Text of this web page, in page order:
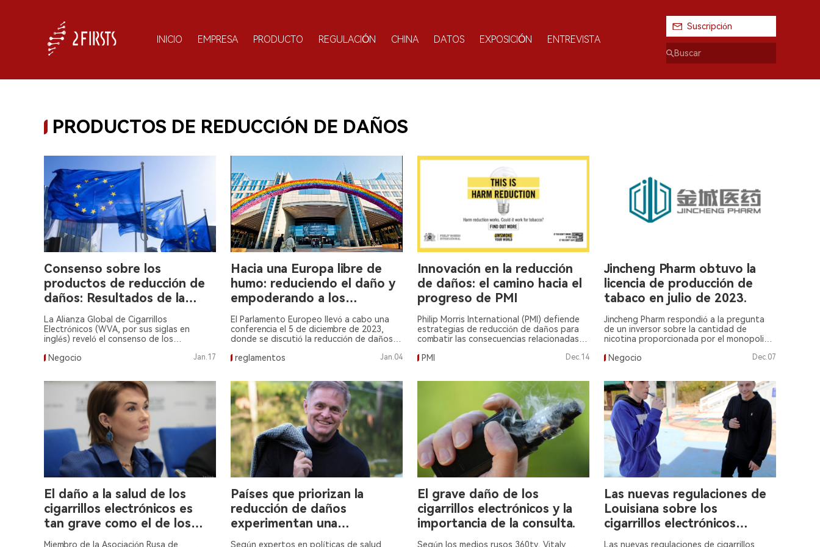
INICIO EMPRESA PRODUCTO REGULACIÓN CHINA DATOS EXPOSICIÓN ENTREVISTA
Suscripción
PRODUCTOS DE REDUCCIÓN DE DAÑOS
Consenso sobre los
productos de reducción de
daños: Resultados de la
consulta de la UE.
La Alianza Global de Cigarrillos
Electrónicos (WVA, por sus siglas en
inglés) reveló el consenso de los
efectividad de los productos de reducción
Negocio Jan.17
Hacia una Europa libre de
humo: reduciendo el daño y
empoderando a los
consumidores
El Parlamento Europeo llevó a cabo una
conferencia el 5 de diciembre de 2023,
donde se discutió la reducción de daños y
reglamentos
Jan.04
Innovación en la reducción
de daños: el camino hacia el
progreso de PMI
Philip Morris International (PMI) defiende
estrategias de reducción de daños para
combatir las consecuencias relacionadas
Branislav Bibic, vicepresidente de África en
PMI Dec.14
Jincheng Pharm obtuvo la
licencia de producción de
tabaco en julio de 2023.
Jincheng Pharm respondió a la pregunta
de un inversor sobre la cantidad de
nicotina proporcionada por el monopolio
Negocio
Dec.07
El daño a la salud de los
cigarrillos electrónicos es
tan grave como el de los
cigarrillos tradicionales.
Miembro de la Asociación Rusa de
Países que priorizan la
reducción de daños
experimentan una
disminución significativa en
Según expertos en políticas de salud
El grave daño de los
cigarrillos electrónicos y la
importancia de la consulta.
Según los medios rusos 360tv, Vitaly
Las nuevas regulaciones de
Louisiana sobre los
cigarrillos electrónicos
pueden perjudicar a las
Las nuevas regulaciones de cigarrillos